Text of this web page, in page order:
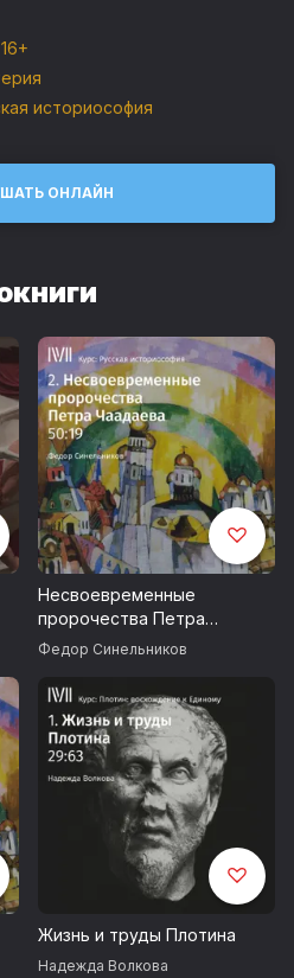
16+
историософия
ОНЛАЙН
Несвоевременные
пророчества Петра
Чаадаева
Федор Синельников
Жизнь и труды Плотина
Надежда Волкова